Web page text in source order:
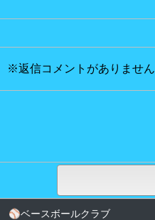
※返信コメントがありません
⚾ベースボールクラブ